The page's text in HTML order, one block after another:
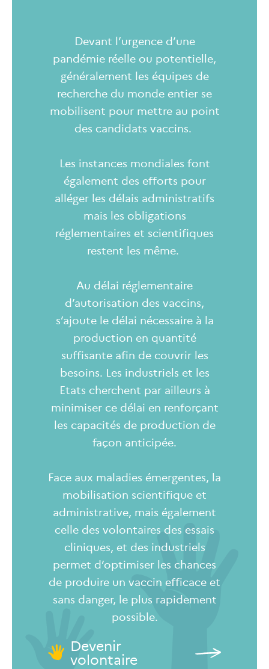
Devant l’urgence d’une
pandémie réelle ou potentielle,
généralement les équipes de
recherche du monde entier se
mobilisent pour mettre au point
des candidats vaccins.
Les instances mondiales font
également des efforts pour
alléger les délais administratifs
mais les obligations
réglementaires et scientifiques
restent les même.
Au délai réglementaire
d’autorisation des vaccins,
s’ajoute le délai nécessaire à la
production en quantité
suffisante afin de couvrir les
besoins. Les industriels et les
Etats cherchent par ailleurs à
minimiser ce délai en renforçant
les capacités de production de
façon anticipée.
Face aux maladies émergentes, la
mobilisation scientifique et
administrative, mais également
celle des volontaires des essais
cliniques, et des industriels
permet d’optimiser les chances
de produire un vaccin efficace et
sans danger, le plus rapidement
possible.
Devenir
volontaire